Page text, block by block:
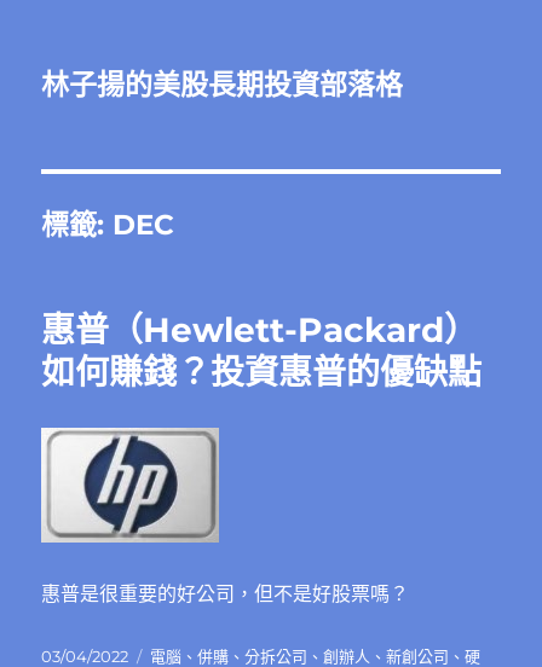
林子揚的美股長期投資部落格
標籤: DEC
惠普（Hewlett-Packard）
如何賺錢？投資惠普的優缺點
惠普是很重要的好公司，但不是好股票嗎？
發
03/04/2022
分
電腦 、併購 、分拆公司 、創辦人 、新創公司 、硬